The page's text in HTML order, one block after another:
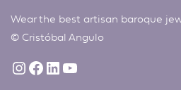
Wear the best artisan baroque
© Cristóbal Angulo